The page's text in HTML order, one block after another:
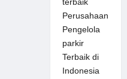
terbaik
Perusahaan
Pengelola
parkir
Terbaik di
Indonesia